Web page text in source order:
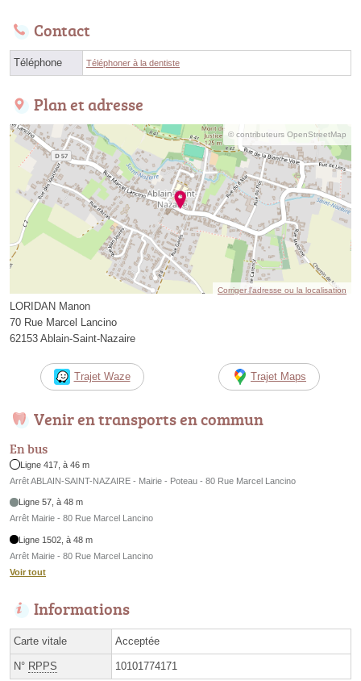
Contact
Téléphone Téléphoner à la dentiste
Plan et adresse
© contributeurs OpenStreetMap
Corriger l’adresse ou la localisation
LORIDAN Manon
70 Rue Marcel Lancino
62153 Ablain-Saint-Nazaire
Trajet Waze Trajet Maps
Venir en transports en commun
En bus
Ligne 417, à 46 m
Arrêt ABLAIN-SAINT-NAZAIRE - Mairie - Poteau - 80 Rue Marcel Lancino
Ligne 57, à 48 m
Arrêt Mairie - 80 Rue Marcel Lancino
Ligne 1502, à 48 m
Arrêt Mairie - 80 Rue Marcel Lancino
Voir tout
Informations
Carte vitale Acceptée
N° RPPS 10101774171